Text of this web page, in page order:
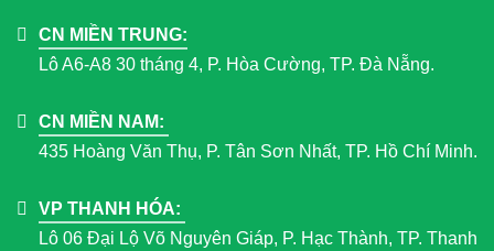
CN MIỀN TRUNG:
Lô A6-A8 30 tháng 4, P. Hòa Cường, TP. Đà Nẵng.
CN MIỀN NAM:
435 Hoàng Văn Thụ, P. Tân Sơn Nhất, TP. Hồ Chí Minh.
VP THANH HÓA:
Lô 06 Đại Lộ Võ Nguyên Giáp, P. Hạc Thành, TP. Thanh